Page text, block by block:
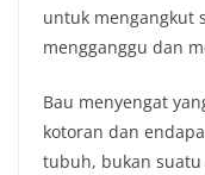
untuk mengangkut
mengganggu dan
Bau menyengat
kotoran dan
tubuh, bukan